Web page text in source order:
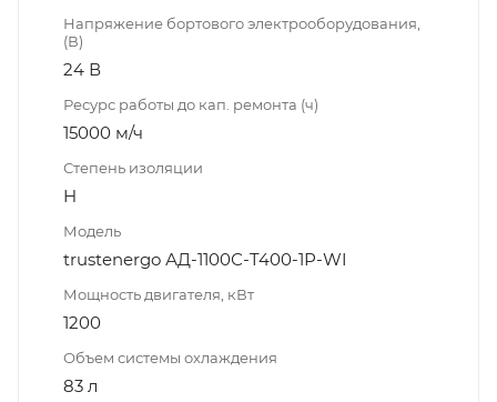
Напряжение бортового электрооборудования,
(В)
24 В
Ресурс работы до кап. ремонта (ч)
15000 м/ч
Степень изоляции
H
Модель
trustenergo АД-1100С-T400-1Р-WI
Мощность двигателя, кВт
1200
Объем системы охлаждения
83 л